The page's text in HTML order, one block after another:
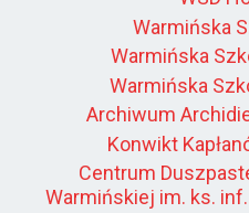
Warmińska
Warmińska
Warmińska
Archiwum
Konwikt
Centrum
Warmińskiej im. ks.